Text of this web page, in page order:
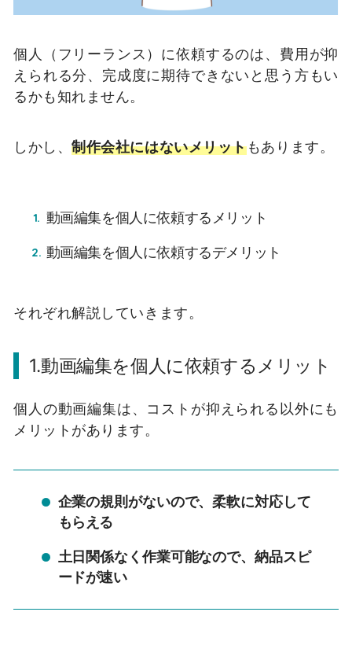
個人（フリーランス）に依頼するのは、費用が抑
えられる分、完成度に期待できないと思う方もい
るかも知れません。
しかし、制作会社にはないメリットもあります。
動画編集を個人に依頼するメリット
動画編集を個人に依頼するデメリット
それぞれ解説していきます。
1.動画編集を個人に依頼するメリット
個人の動画編集は、コストが抑えられる以外にも
メリットがあります。
企業の規則がないので、柔軟に対応して
もらえる
土日関係なく作業可能なので、納品スピ
ードが速い